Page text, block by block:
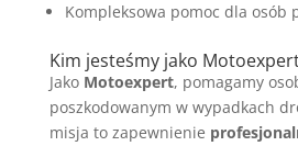
Kompleksowa pomoc dla osób
Kim jesteśmy jako
Jako Motoexpert, pomagamy
poszkodowanym w wypadkach
misja to zapewnienie